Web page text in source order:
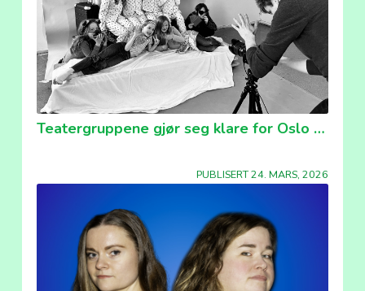
Teatergruppene gjør seg klare for Oslo Ung
PUBLISERT 24. MARS, 2026